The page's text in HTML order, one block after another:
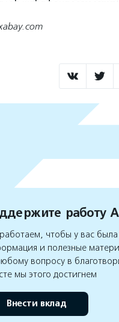
работу
чтобы у вас была
и полезные
вопросу в
мы этого достигнем
Внести вклад